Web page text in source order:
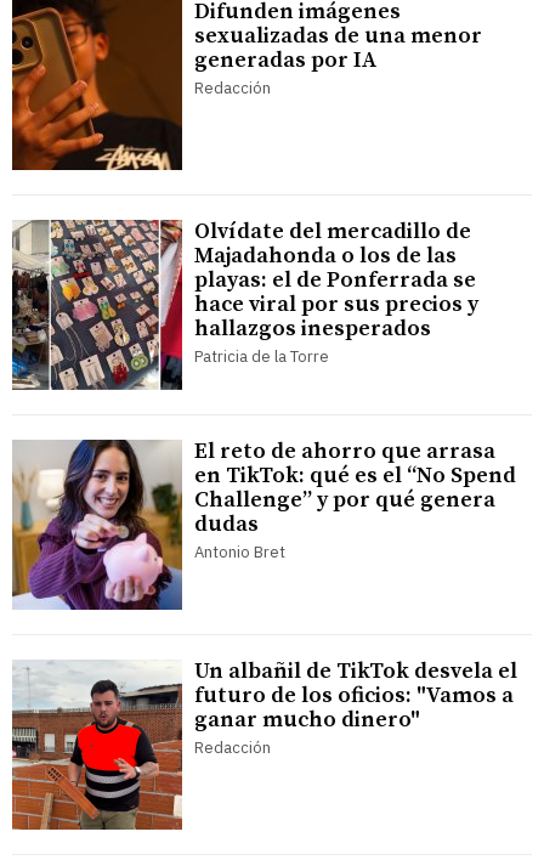
Difunden imágenes
sexualizadas de una menor
generadas por IA
Redacción
Olvídate del mercadillo de
Majadahonda o los de las
playas: el de Ponferrada se
hace viral por sus precios y
hallazgos inesperados
Patricia de la Torre
El reto de ahorro que arrasa
en TikTok: qué es el “No Spend
Challenge” y por qué genera
dudas
Antonio Bret
Un albañil de TikTok desvela el
futuro de los oficios: "Vamos a
ganar mucho dinero"
Redacción